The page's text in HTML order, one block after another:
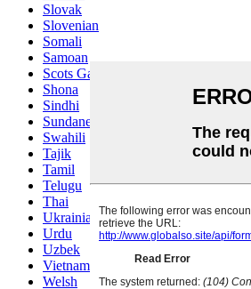
Slovak
Slovenian
Somali
Samoan
Scots Gaelic
Shona
Sindhi
Sundanese
Swahili
Tajik
Tamil
Telugu
Thai
Ukrainian
Urdu
Uzbek
Vietnamese
Welsh